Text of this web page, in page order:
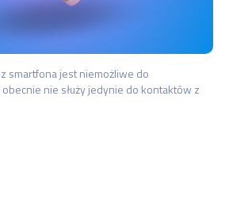
smartfona jest niemożliwe do
nie służy jedynie do kontaktów z